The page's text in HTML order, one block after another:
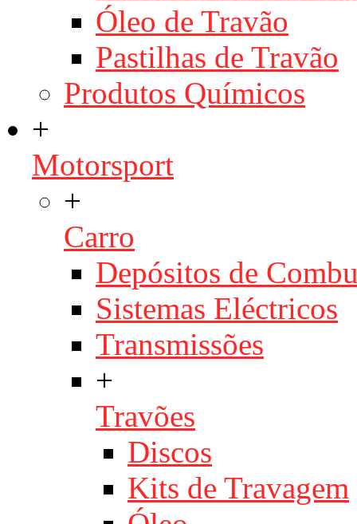
Óleo de Travão
Pastilhas de Travão
Produtos Químicos
+
Motorsport
+
Carro
Depósitos de
Sistemas Eléctricos
Transmissões
+
Travões
Discos
Kits de Travagem